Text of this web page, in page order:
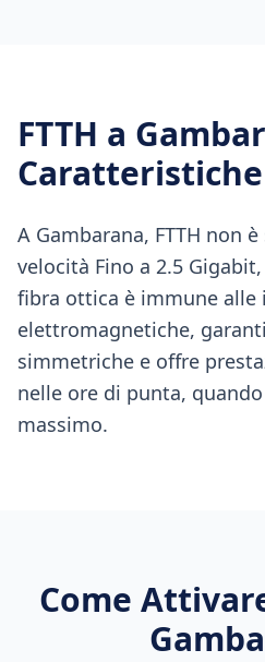
FTTH a
A Gambarana, FTTH non
velocità Fino a 2.5
fibra ottica è immune alle
elettromagnetiche,
simmetriche e offre
nelle ore di punta,
massimo.
Come